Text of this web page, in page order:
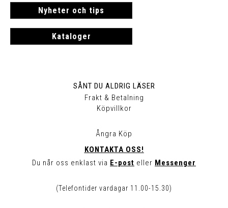
Nyheter och tips
Kataloger
SÅNT DU ALDRIG LÄSER
Frakt & Betalning
Köpvillkor
Ångra Köp
KONTAKTA OSS!
Du når oss enklast via E-post eller Messenger
(Telefontider vardagar 11.00-15.30)